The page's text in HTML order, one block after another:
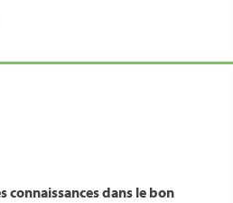
connaissances dans le bon